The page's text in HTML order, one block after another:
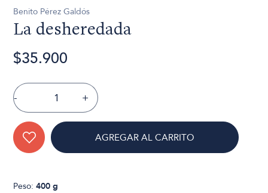
Benito Pérez Galdós
La desheredada
$35.900
- +
AGREGAR AL CARRITO
Peso:400 g